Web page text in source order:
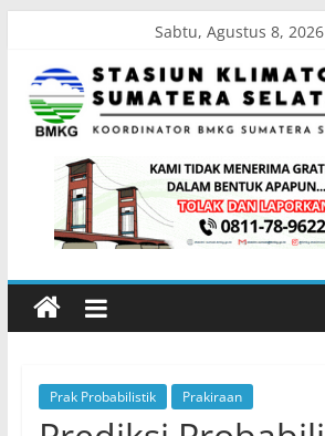
content
Sabtu, Agustus 8, 2026
Stasiun
Klimatologi
Sumatera
Koordinator
BMKG
Prak Probabilistik Prakiraan